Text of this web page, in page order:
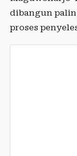
dibangun
proses